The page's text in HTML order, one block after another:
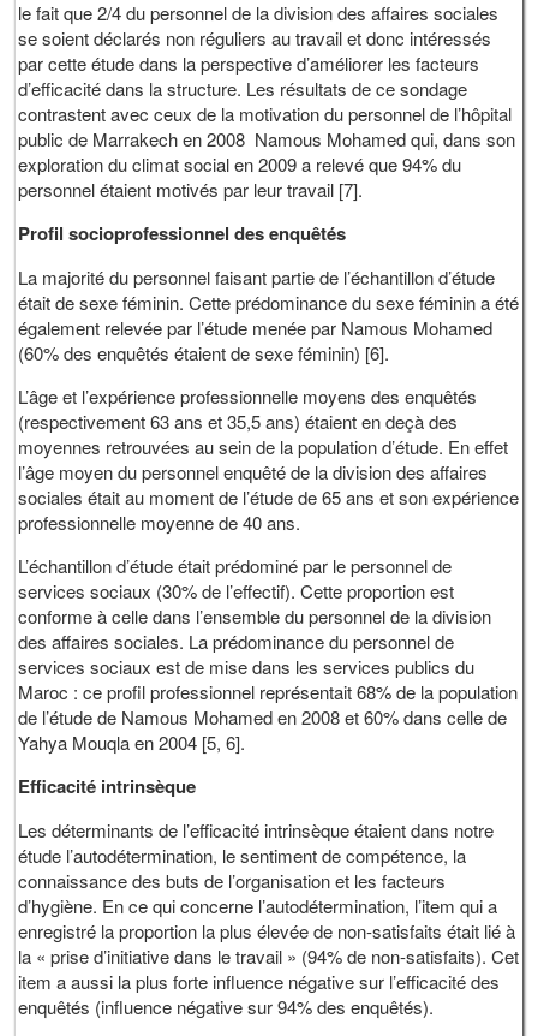
le fait que 2/4 du personnel de la division des affaires sociales
se soient déclarés non réguliers au travail et donc intéressés
par cette étude dans la perspective d’améliorer les facteurs
d’efficacité dans la structure. Les résultats de ce sondage
contrastent avec ceux de la motivation du personnel de l’hôpital
public de Marrakech en 2008 Namous Mohamed qui, dans son
exploration du climat social en 2009 a relevé que 94% du
personnel étaient motivés par leur travail [7].
Profil socioprofessionnel des enquêtés
La majorité du personnel faisant partie de l’échantillon d’étude
était de sexe féminin. Cette prédominance du sexe féminin a été
également relevée par l’étude menée par Namous Mohamed
(60% des enquêtés étaient de sexe féminin) [6].
L’âge et l’expérience professionnelle moyens des enquêtés
(respectivement 63 ans et 35,5 ans) étaient en deçà des
moyennes retrouvées au sein de la population d’étude. En effet
l’âge moyen du personnel enquêté de la division des affaires
sociales était au moment de l’étude de 65 ans et son expérience
professionnelle moyenne de 40 ans.
L’échantillon d’étude était prédominé par le personnel de
services sociaux (30% de l’effectif). Cette proportion est
conforme à celle dans l’ensemble du personnel de la division
des affaires sociales. La prédominance du personnel de
services sociaux est de mise dans les services publics du
Maroc : ce profil professionnel représentait 68% de la population
de l’étude de Namous Mohamed en 2008 et 60% dans celle de
Yahya Mouqla en 2004 [5, 6].
Efficacité intrinsèque
Les déterminants de l’efficacité intrinsèque étaient dans notre
étude l’autodétermination, le sentiment de compétence, la
connaissance des buts de l’organisation et les facteurs
d’hygiène. En ce qui concerne l’autodétermination, l’item qui a
enregistré la proportion la plus élevée de non-satisfaits était lié à
la « prise d’initiative dans le travail » (94% de non-satisfaits). Cet
item a aussi la plus forte influence négative sur l’efficacité des
enquêtés (influence négative sur 94% des enquêtés).